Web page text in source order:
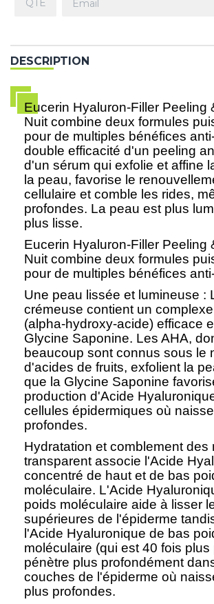
DESCRIPTION
Eucerin Hyaluron-Filler Peeling
Nuit combine deux formules
pour de multiples bénéfices
double efficacité d'un peeling
d'un sérum qui exfolie et affine
la peau, favorise le
cellulaire et comble les rides,
profondes. La peau est plus
plus lisse.
Eucerin Hyaluron-Filler Peeling
Nuit combine deux formules
pour de multiples bénéfices
Une peau lissée et lumineuse :
crémeuse contient un
(alpha-hydroxy-acide) efficace
Glycine Saponine. Les AHA,
beaucoup sont connus sous le
d'acides de fruits, exfolient la
que la Glycine Saponine
production d'Acide
cellules épidermiques où
profondes.
Hydratation et comblement des
transparent associe l'Acide
concentré de haut et de bas
moléculaire. L'Acide
poids moléculaire aide à lisser
supérieures de l'épiderme
l'Acide Hyaluronique de bas
moléculaire (qui est 40 fois plus
pénètre plus profondément
couches de l'épiderme où
plus profondes.